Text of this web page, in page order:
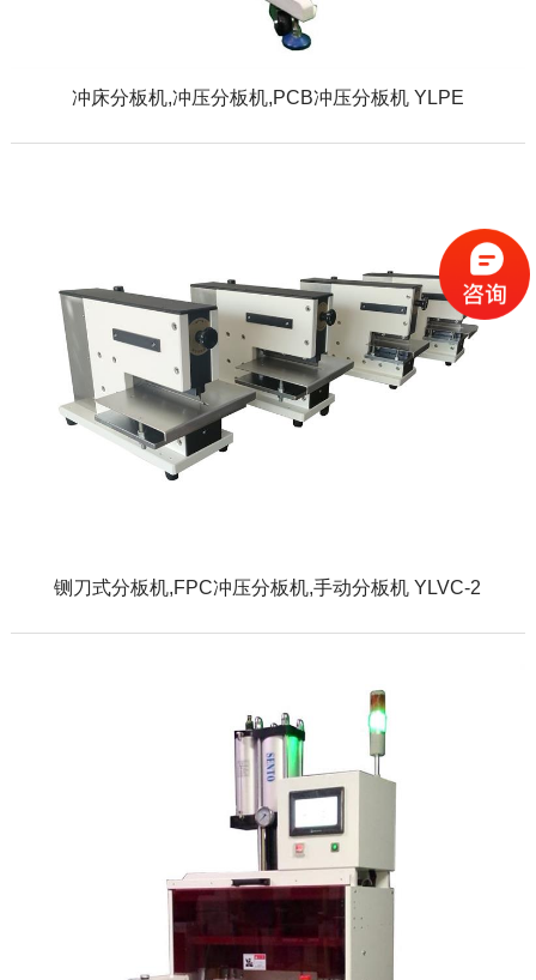
冲床分板机,冲压分板机,PCB冲压分板机 YLPE
铡刀式分板机,FPC冲压分板机,手动分板机 YLVC-2